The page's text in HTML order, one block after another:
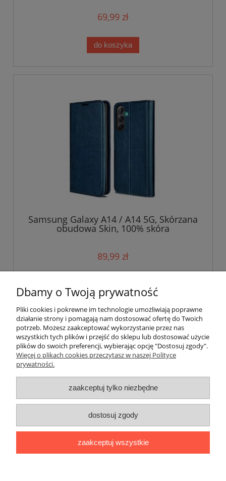
69,99 zł
do koszyka
Samsung Galaxy A14 / A14 5G, Skórzana
obudowa Skin, 100% skóra
89,99 zł
Pomoc
Moje konto
Płatności i dostawa
Informacje
Dbamy o Twoją prywatność
Pliki cookies i pokrewne im technologie umożliwiają poprawne
działanie strony i pomagają nam dostosować ofertę do Twoich
potrzeb. Możesz zaakceptować wykorzystanie przez nas
wszystkich tych plików i przejść do sklepu lub dostosować użycie
plików do swoich preferencji, wybierając opcję "Dostosuj zgody".
Więcej o plikach cookies przeczytasz w naszej Polityce
prywatności.
zaakceptuj tylko niezbędne
dostosuj zgody
zaakceptuj wszystkie